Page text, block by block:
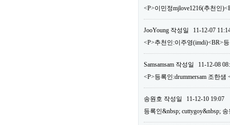
<P>이민정mjlove1216(추천인
JooYoung 작성일
11-12-07
<P>추천인:이주영(imdi)<BR>
Samsamsam 작성일
11-12-08
<P>등록인:drummersam 조한
송원호 작성일
11-12-10 19:07
등록인&nbsp; cuttygoy&nbsp;